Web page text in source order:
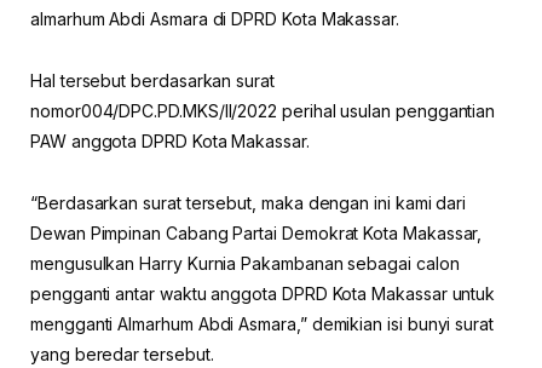
almarhum Abdi Asmara di DPRD Kota Makassar.
Hal tersebut berdasarkan surat
nomor004/DPC.PD.MKS/II/2022 perihal usulan penggantian
PAW anggota DPRD Kota Makassar.
“Berdasarkan surat tersebut, maka dengan ini kami dari
Dewan Pimpinan Cabang Partai Demokrat Kota Makassar,
mengusulkan Harry Kurnia Pakambanan sebagai calon
pengganti antar waktu anggota DPRD Kota Makassar untuk
mengganti Almarhum Abdi Asmara,” demikian isi bunyi surat
yang beredar tersebut.